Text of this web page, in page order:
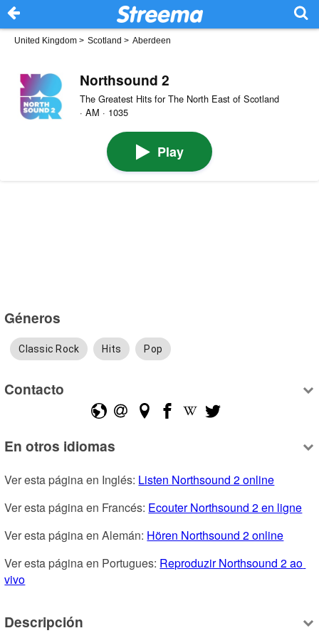
United Kingdom > Scotland > Aberdeen
Northsound 2
The Greatest Hits for The North East of Scotland
· AM · 1035
Play
Géneros
Classic Rock Hits Pop
Contacto
En otros idiomas
Ver esta página en Inglés: Listen Northsound 2 online
Ver esta página en Francés: Ecouter Northsound 2 en ligne
Ver esta página en Alemán: Hören Northsound 2 online
Ver esta página en Portugues: Reproduzir Northsound 2 ao
vivo
Descripción